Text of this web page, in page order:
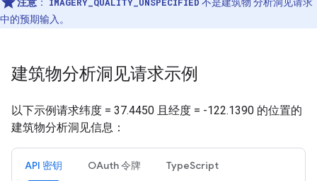
中的预期输入。
建筑物分析洞见请求示例
以下示例请求纬度 = 37.4450 且经度 = -122.1390 的位置的
建筑物分析洞见信息：
API 密钥 OAuth 令牌 TypeScript